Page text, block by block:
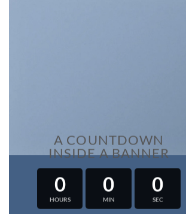
A COUNTDOWN
INSIDE A BANNER
0
HOURS
0
MIN
0
SEC